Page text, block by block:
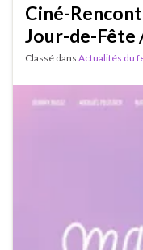
Ciné-
Jour-de-Fête
Classé dans Actualités du